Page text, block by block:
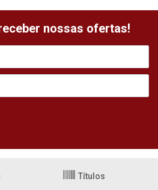
nossas ofertas!
Títulos